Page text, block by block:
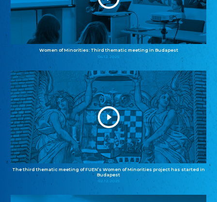
Women of Minorities: Third thematic meeting in Budapest
04.12.2025
The third thematic meeting of FUEN’s Women of Minorities project has started in
Budapest
02.12.2025